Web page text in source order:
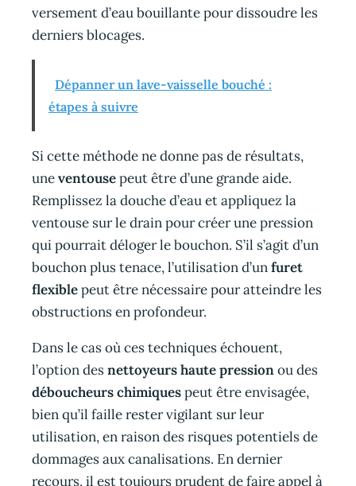
versement d’eau bouillante pour dissoudre les
derniers blocages.
Dépanner un lave-vaisselle bouché :
étapes à suivre
Si cette méthode ne donne pas de résultats,
uneventousepeut être d’une grande aide.
Remplissez la douche d’eau et appliquez la
ventouse sur le drain pour créer une pression
qui pourrait déloger le bouchon. S’il s’agit d’un
bouchon plus tenace, l’utilisation d’unfuret
flexiblepeut être nécessaire pour atteindre les
obstructions en profondeur.
Dans le cas où ces techniques échouent,
l’option desnettoyeurs haute pressionou des
déboucheurs chimiquespeut être envisagée,
bien qu’il faille rester vigilant sur leur
utilisation, en raison des risques potentiels de
dommages aux canalisations. En dernier
recours, il est toujours prudent de faire appel à